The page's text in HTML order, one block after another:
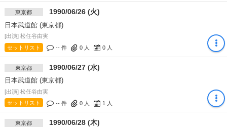
東京都 1990/06/26 (火)
日本武道館 (東京都)
[出演] 松任谷由実
セットリスト
-- 件 0人 0人
東京都 1990/06/27 (水)
日本武道館 (東京都)
[出演] 松任谷由実
セットリスト
-- 件 0人 1 人
東京都 1990/06/28 (木)